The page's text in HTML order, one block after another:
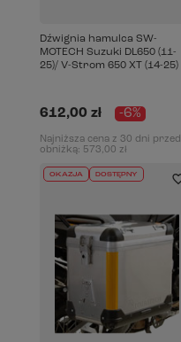
Dźwignia hamulca SW-
MOTECH Suzuki DL650 (11-
25)/ V-Strom 650 XT (14-25)
612,00 zł -6%
Najniższa cena z 30 dni przed
obniżką: 573,00 zł
OKAZJA DOSTĘPNY